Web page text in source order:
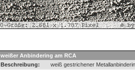
weißer Anbindering am RCA
Beschreibung:
weiß gestrichener